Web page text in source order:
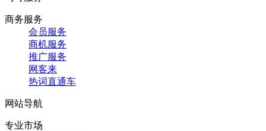
商务服务
会员服务
商机服务
推广服务
网客来
热词直通车
网站导航
专业市场